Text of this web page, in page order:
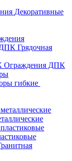
Декоративные
Грядочная
Ограждения ДПК
гибкие